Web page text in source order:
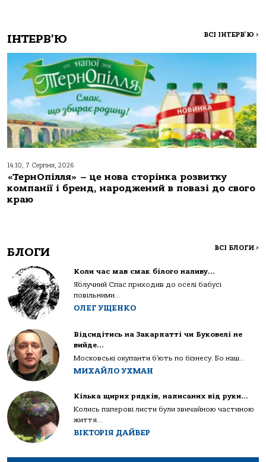
ІНТЕРВ'Ю ВСІ ІНТЕРВ'Ю >
14:10, 7 Серпня, 2026
«ТернОпілля» – це нова сторінка розвитку
компанії і бренд, народжений в повазі до свого
краю
БЛОГИ ВСІ БЛОГИ >
Коли час мав смак білого наливу…
Яблучний Спас приходив до оселі бабусі
повільними...
ОЛЕГ УЩЕНКО
Відсидітись на Закарпатті чи Буковелі не
вийде…
Московські окупанти б’ють по бізнесу. Бо наш...
МИХАЙЛО УХМАН
Кілька щирих рядків, написаних від руки…
Колись паперові листи були звичайною частиною
життя...
ВІКТОРІЯ ДАЙВЕР